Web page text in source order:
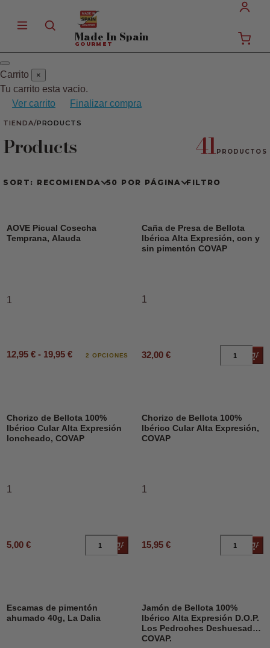
Made In Spain
GOURMET
Carrito ×
Tu carrito esta vacio.
Ver carrito
Finalizar compra
TIENDA/PRODUCTS
Products 41PRODUCTOS
SORT: RECOMIENDA 50 POR PÁGINA FILTRO
AOVE Picual Cosecha
Temprana, Alauda
1
12,95 € - 19,95 € 2 OPCIONES
Caña de Presa de Bellota
Ibérica Alta Expresión, con y
sin pimentón COVAP
1
32,00 €
Chorizo de Bellota 100%
Ibérico Cular Alta Expresión
loncheado, COVAP
1
5,00 € Añadir al carrito
Chorizo de Bellota 100%
Ibérico Cular Alta Expresión,
COVAP
1
15,95 €
Escamas de pimentón
ahumado 40g, La Dalia
Jamón de Bellota 100%
Ibérico Alta Expresión D.O.P.
Los Pedroches Deshuesado,
COVAP.